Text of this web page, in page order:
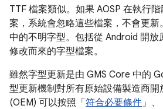
TTF 檔案類似。如果 AOSP 在執行
案，系統會忽略這些檔案，不會更
中的不明字型。包括從 Android 開放
修改而來的字型檔案。
雖然字型更新是由 GMS Core 中的
型更新機制對所有原始設備製造商
(OEM) 可以按照「 符合必要條件」、